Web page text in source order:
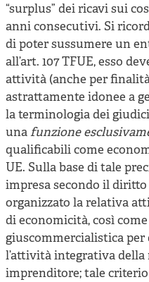
“surplus” dei ricavi sui
anni consecutivi. Si
di poter sussumere un
all’art. 107 TFUE, esso
attività (anche per
astrattamente idonee a
la terminologia dei
unafunzione
qualificabili come
UE. Sulla base di tale
impresa secondo il diritto
organizzato la relativa
di economicità, così
giuscommercialistica
l’attività integrativa
imprenditore; tale